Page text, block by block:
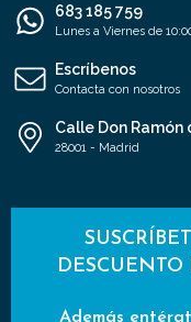
683 185 759
Lunes a Viernes de
Escríbenos
Contacta con nosotros
Calle Don Ramón
28001 - Madrid
Además